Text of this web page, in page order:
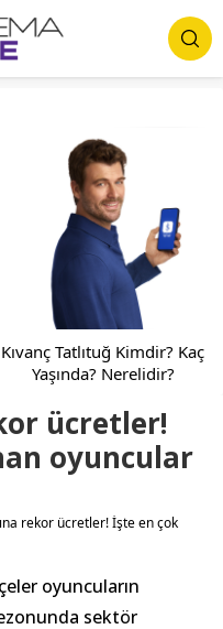
Ajda Pekkan ve Sevdiğim
Sensin’de Oynayan Barış
Baktaş’ın Paylaşımı
ücretler!
oyuncular
rekor ücretler! İşte en çok
oyuncuların
sektör